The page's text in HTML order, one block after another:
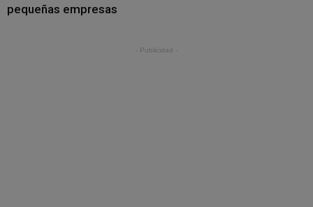
pequeñas empresas
- Publicidad -